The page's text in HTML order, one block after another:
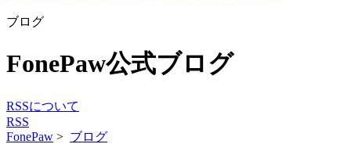
ブログ
FonePaw公式ブログ
RSSについて
RSS
FonePaw > ブログ